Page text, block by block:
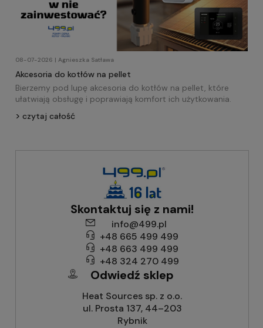
08-07-2026 | Agnieszka Satława
Akcesoria do kotłów na pellet
Bierzemy pod lupę akcesoria do kotłów na pellet, które
ułatwiają obsługę i poprawiają komfort ich użytkowania.
czytaj całość
Skontaktuj się z nami!
info@499.pl
+48 665 499 499
+48 663 499 499
+48 324 270 499
Odwiedź sklep
Heat Sources sp. z o.o.
ul. Prosta 137, 44–203
Rybnik